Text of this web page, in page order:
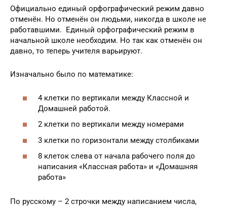
Официально единый орфографический режим давно
отменён. Но отменён он людьми, никогда в школе не
работавшими. Единый орфографический режим в
начальной школе необходим. Но так как отменён он
давно, то теперь учителя варьируют.
Изначально было по математике:
4 клетки по вертикали между Классной и
Домашней работой.
2 клетки по вертикали между номерами
3 клетки по горизонтали между столбиками
8 клеток слева от начала рабочего поля до
написания «Классная работа» и «Домашняя
работа»
По русскому – 2 строчки между написанием числа,